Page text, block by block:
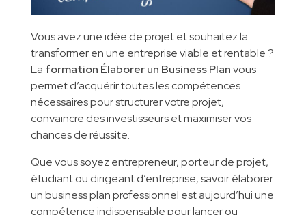
Vous avez une idée de projet et souhaitez la
transformer en une entreprise viable et rentable ?
La formation Élaborer un Business Planvous
permet d’acquérir toutes les compétences
nécessaires pour structurer votre projet,
convaincre des investisseurs et maximiser vos
chances de réussite.
Que vous soyez entrepreneur, porteur de projet,
étudiant ou dirigeant d’entreprise, savoir élaborer
un business plan professionnel est aujourd’hui une
compétence indispensable pour lancer ou